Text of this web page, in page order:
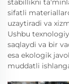
stabillikni
sifatli
uzaytiradi va
Ushbu
saqlaydi va bir
esa ekologik
muddatli